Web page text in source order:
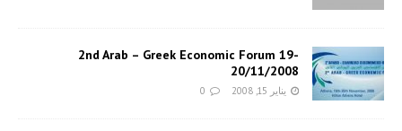
2nd Arab – Greek Economic Forum 19-
20/11/2008
يناير 15, 2008 0